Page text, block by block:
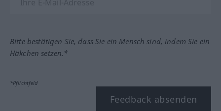
Bitte bestätigen Sie, dass Sie ein Mensch sind, indem Sie ein
Häkchen setzen.*
*Pflichtfeld
Feedback absenden